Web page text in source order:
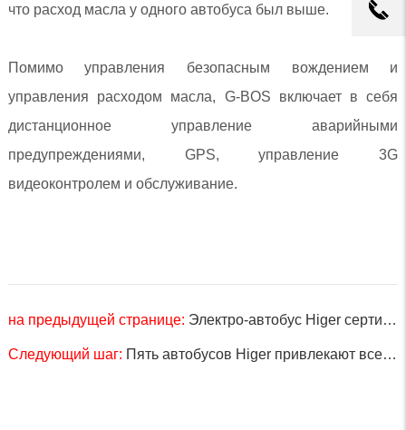
что расход масла у одного автобуса был выше.
Помимо управления безопасным вождением и
управления расходом масла, G-BOS включает в себя
дистанционное управление аварийными
предупреждениями, GPS, управление 3G
видеоконтролем и обслуживание.
на предыдущей странице: Электро-автобус Higer сертифицирован как высокотехнологическая продукция
Следующий шаг: Пять автобусов Higer привлекают всеобщее внимание на выставке CNIB 2013